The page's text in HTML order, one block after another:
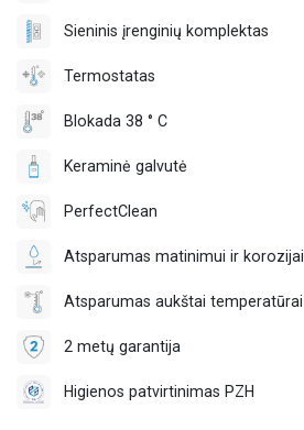
Sieninis įrenginių komplektas
Termostatas
Blokada 38 ° C
Keraminė galvutė
PerfectClean
Atsparumas matinimui ir korozijai
Atsparumas aukštai temperatūrai
2 metų garantija
Higienos patvirtinimas PZH